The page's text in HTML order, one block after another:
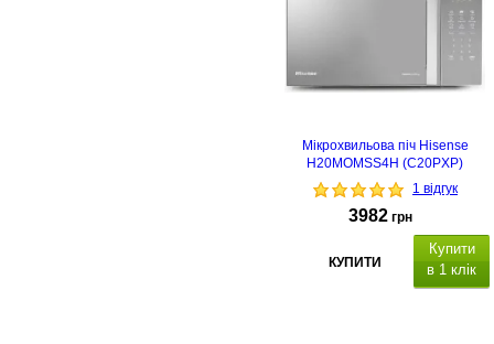
Мікрохвильова піч Hisense
H20MOMSS4H (C20PXP)
1 відгук
3982 грн
КУПИТИ
Купити
в 1 клік